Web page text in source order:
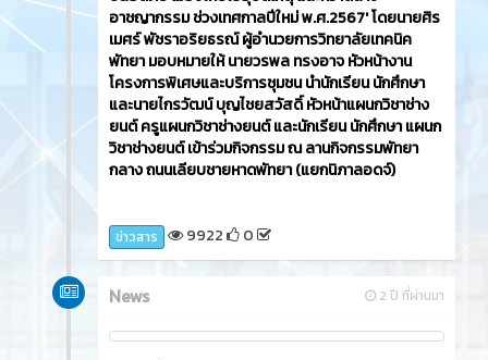
อาชญากรรม ช่วงเทศกาลปีใหม่ พ.ศ.2567' โดยนายศิร
เมศร์ พัชราอริยธรณ์ ผู้อำนวยการวิทยาลัยเทคนิค
พัทยา มอบหมายให้ นายวรพล ทรงอาจ หัวหน้างาน
โครงการพิเศษและบริการชุมชน นำนักเรียน นักศึกษา
และนายไกรวัฒน์ บุญไชยสวัสดิ์ หัวหน้าแผนกวิชาช่าง
ยนต์ ครูแผนกวิชาช่างยนต์ และนักเรียน นักศึกษา แผนก
วิชาช่างยนต์ เข้าร่วมกิจกรรม ณ ลานกิจกรรมพัทยา
กลาง ถนนเลียบชายหาดพัทยา (แยกนิภาลอดจ์)
ข่าวสาร 9922 0
2 ปี ที่ผ่านมา
News